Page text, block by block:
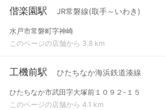
偕楽園駅 JR常磐線(取手～いわき)
水戸市常磐町字神崎
このページの店舗から 3.8 km
工機前駅 ひたちなか海浜鉄道湊線
ひたちなか市武田字大塚前１０９２-１５
このページの店舗から 4.1 km